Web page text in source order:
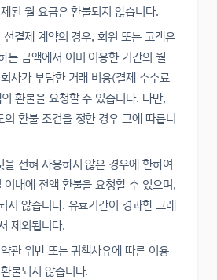
된 월 요금은 환불되지 않습니다.
결제 계약의 경우, 회원 또는 고객은
는 금액에서 이미 이용한 기간의 월
사가 부담한 거래 비용(결제 수수료
환불을 요청할 수 있습니다. 다만,
의 환불 조건을 정한 경우 그에 따릅니
을 전혀 사용하지 않은 경우에 한하여
내에 전액 환불을 요청할 수 있으며,
지 않습니다. 유효기간이 경과한 크레
제외됩니다.
관 위반 또는 귀책사유에 따른 이용
불되지 않습니다.